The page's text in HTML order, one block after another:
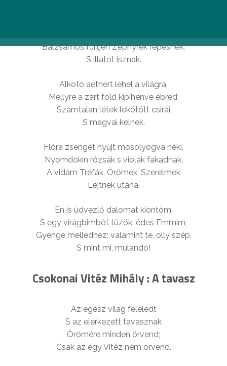
Balzsamos fürtjén Zephyrek repesnek,
S illatot isznak.
Alkotó aethert lehel a világra,
Mellyre a zárt föld kipihenve ébred;
Számtalan létek lekötött csirái
S magvai kelnek.
Flóra zsengét nyújt mosolyogva néki.
Nyomdokin rózsák s violák fakadnak,
A vidám Tréfák, Örömek, Szerelmek
Lejtnek utána.
Én is üdvezlő dalomat kiöntöm,
S egy virágbimbót tüzök, édes Emmim,
Gyenge melledhez: valamint te, olly szép,
S mint mi, mulandó!
Csokonai Vitéz Mihály : A tavasz
Az egész világ feléledt
S az elérkezett tavasznak
Örömére minden örvend;
Csak az egy Vitéz nem örvend.